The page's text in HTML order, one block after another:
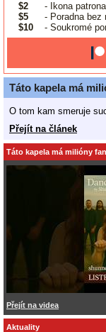
$2
- Ikona
$5
- Poradna bez
$10
- Soukromé
Táto kapela má
O tom kam smeruje
Přejít na článek
Táto kapela má milióny
Přejít na videa
Aktuality